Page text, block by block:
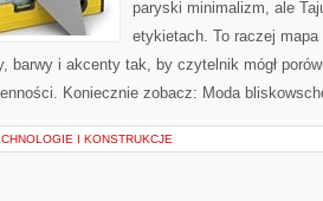
paryski minimalizm, ale
etykietach. To raczej
barwy i akcenty tak, by czytelnik mógł
Koniecznie zobacz: Moda
I KONSTRUKCJE